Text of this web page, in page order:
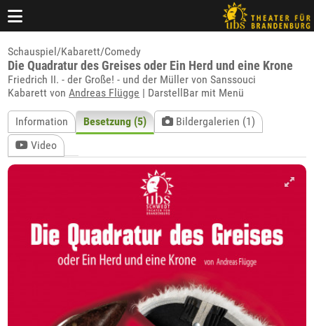
Schauspiel/Kabarett/Comedy
Die Quadratur des Greises oder Ein Herd und eine Krone
Friedrich II. - der Große! - und der Müller von Sanssouci
Kabarett vonAndreas Flügge | DarstellBar mit Menü
Information Besetzung (5)
Bildergalerien (1)
Video